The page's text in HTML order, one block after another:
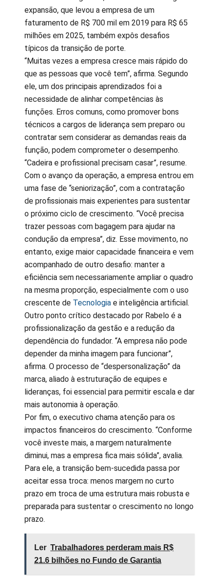
expansão, que levou a empresa de um
faturamento de R$ 700 mil em 2019 para R$ 65
milhões em 2025, também expôs desafios
típicos da transição de porte.
“Muitas vezes a empresa cresce mais rápido do
que as pessoas que você tem”, afirma. Segundo
ele, um dos principais aprendizados foi a
necessidade de alinhar competências às
funções. Erros comuns, como promover bons
técnicos a cargos de liderança sem preparo ou
contratar sem considerar as demandas reais da
função, podem comprometer o desempenho.
“Cadeira e profissional precisam casar”, resume.
Com o avanço da operação, a empresa entrou em
uma fase de “seniorização”, com a contratação
de profissionais mais experientes para sustentar
o próximo ciclo de crescimento. “Você precisa
trazer pessoas com bagagem para ajudar na
condução da empresa”, diz. Esse movimento, no
entanto, exige maior capacidade financeira e vem
acompanhado de outro desafio: manter a
eficiência sem necessariamente ampliar o quadro
na mesma proporção, especialmente com o uso
crescente de Tecnologia e inteligência artificial.
Outro ponto crítico destacado por Rabelo é a
profissionalização da gestão e a redução da
dependência do fundador. “A empresa não pode
depender da minha imagem para funcionar”,
afirma. O processo de “despersonalização” da
marca, aliado à estruturação de equipes e
lideranças, foi essencial para permitir escala e dar
mais autonomia à operação.
Por fim, o executivo chama atenção para os
impactos financeiros do crescimento. “Conforme
você investe mais, a margem naturalmente
diminui, mas a empresa fica mais sólida”, avalia.
Para ele, a transição bem-sucedida passa por
aceitar essa troca: menos margem no curto
prazo em troca de uma estrutura mais robusta e
preparada para sustentar o crescimento no longo
prazo.
Ler Trabalhadores perderam mais R$
21.6 bilhões no Fundo de Garantia